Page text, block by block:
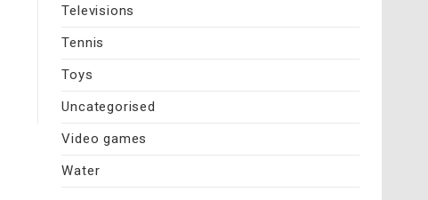
Televisions
Tennis
Toys
Uncategorised
Video games
Water